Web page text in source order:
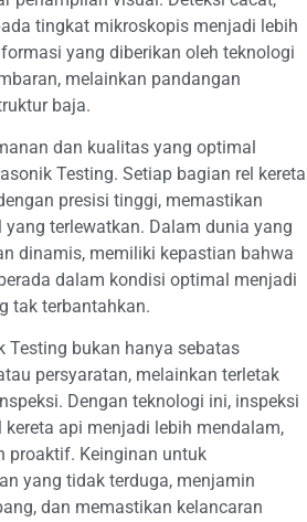
tingkat mikroskopis menjadi lebih
yang diberikan oleh teknologi
melainkan pandangan
baja.
dan kualitas yang optimal
Testing. Setiap bagian rel kereta
presisi tinggi, memastikan
terlewatkan. Dalam dunia yang
dinamis, memiliki kepastian bahwa
dalam kondisi optimal menjadi
tak terbantahkan.
Testing bukan hanya sebatas
persyaratan, melainkan terletak
Dengan teknologi ini, inspeksi
api menjadi lebih mendalam,
proaktif. Keinginan untuk
yang tidak terduga, menjamin
dan memastikan kelancaran